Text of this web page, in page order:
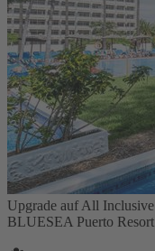
Upgrade auf All Inclusive
BLUESEA Puerto Resort